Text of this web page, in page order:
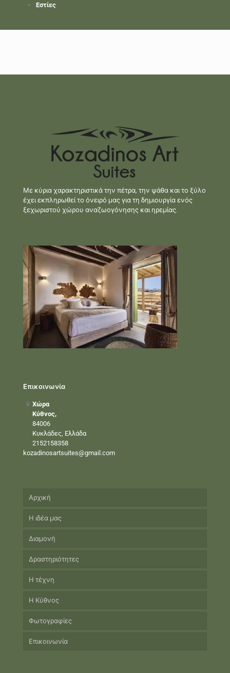
Εστίες
Με κύρια χαρακτηριστικά την πέτρα, την ψάθα και το ξύλο
έχει εκπληρωθεί το όνειρό μας για τη δημιουργία ενός
ξεχωριστού χώρου αναζωογόνησης και ηρεμίας.
Επικοινωνία
Χώρα
Κύθνος,
84006
Κυκλάδες, Ελλάδα
2152158358
kozadinosartsuites@gmail.com
Αρχική
Η ιδέα μας
Διαμονή
Δραστηριότητες
Η τέχνη
Η Κύθνος
Φωτογραφίες
Επικοινωνία